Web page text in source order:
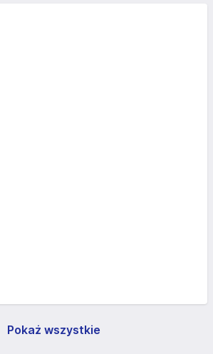
Pokaż wszystkie